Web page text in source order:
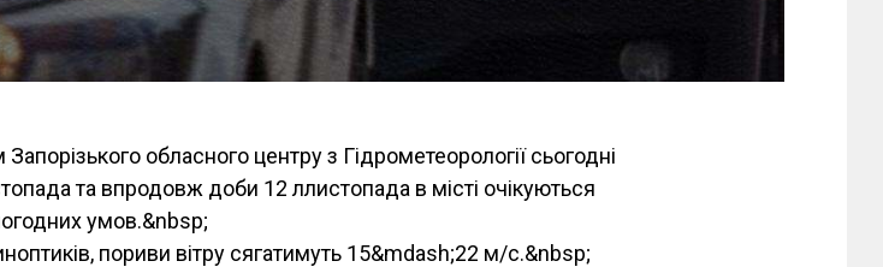
обласного центру з Гідрометеорології сьогодні
та впродовж доби 12 ллистопада в місті очікуються
умов.&nbsp;
пориви вітру сягатимуть 15&mdash;22 м/с.&nbsp;